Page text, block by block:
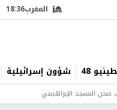
المغرب18:36
48 شؤون إسرائيلية
صحن المسجد الإبراهيمي